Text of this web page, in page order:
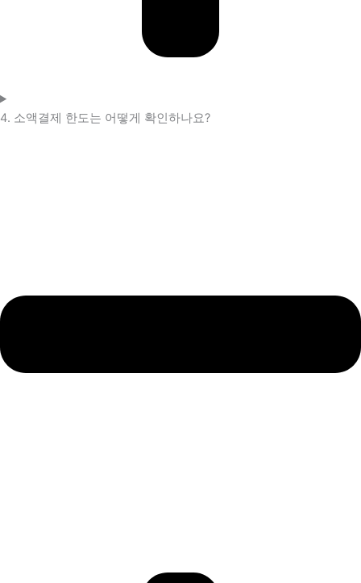
4. 소액결제 한도는 어떻게 확인하나요?